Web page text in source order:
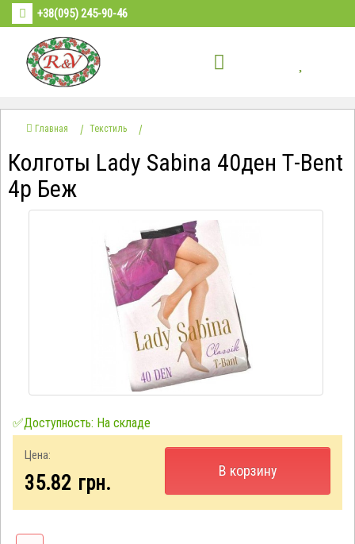
+38(095) 245-90-46
Главная Текстиль
Колготы Lady Sabina 40ден Т-Bent
4р Беж
✅Доступность: На складе
Цена:
35.82 грн.
В корзину